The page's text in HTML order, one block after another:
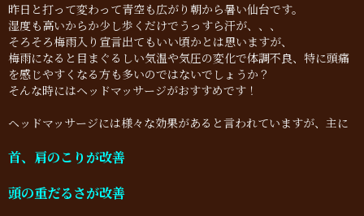
昨日と打って変わって青空も広がり朝から暑い仙台です。
湿度も高いからか少し歩くだけでうっすら汗が、、、
そろそろ梅雨入り宣言出てもいい頃かとは思いますが、
梅雨になると目まぐるしい気温や気圧の変化で体調不良、特に頭痛
を感じやすくなる方も多いのではないでしょうか？
そんな時にはヘッドマッサージがおすすめです！
ヘッドマッサージには様々な効果があると言われていますが、主に
首、肩のこりが改善
頭の重だるさが改善